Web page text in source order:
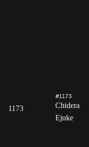
1173
#1173
Chidera
Ejuke